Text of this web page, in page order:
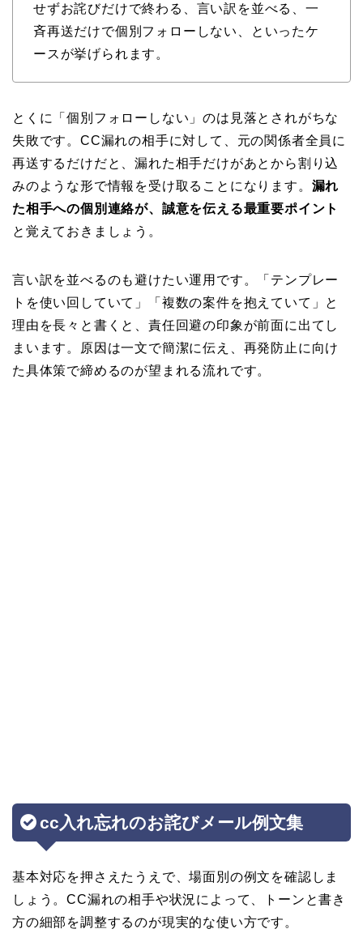
せずお詫びだけで終わる、言い訳を並べる、一
斉再送だけで個別フォローしない、といったケ
ースが挙げられます。
とくに「個別フォローしない」のは見落とされがちな
失敗です。CC漏れの相手に対して、元の関係者全員に
再送するだけだと、漏れた相手だけがあとから割り込
みのような形で情報を受け取ることになります。 漏れ
た相手への個別連絡が、誠意を伝える最重要ポイント
と覚えておきましょう。
言い訳を並べるのも避けたい運用です。「テンプレー
トを使い回していて」「複数の案件を抱えていて」と
理由を長々と書くと、責任回避の印象が前面に出てし
まいます。原因は一文で簡潔に伝え、再発防止に向け
た具体策で締めるのが望まれる流れです。
cc入れ忘れのお詫びメール例文集
基本対応を押さえたうえで、場面別の例文を確認しま
しょう。CC漏れの相手や状況によって、トーンと書き
方の細部を調整するのが現実的な使い方です。